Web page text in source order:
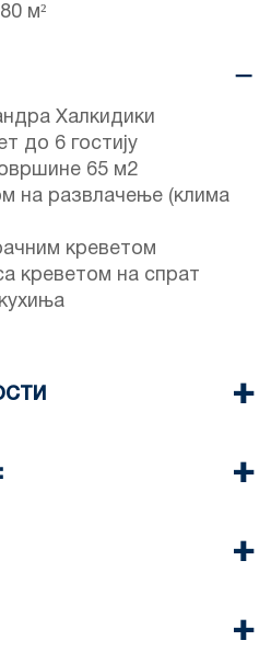
м²
Халкидики
до 6 гостију
65 м2
на развлачење (клима
креветом
креветом на спрат
(на захтев)